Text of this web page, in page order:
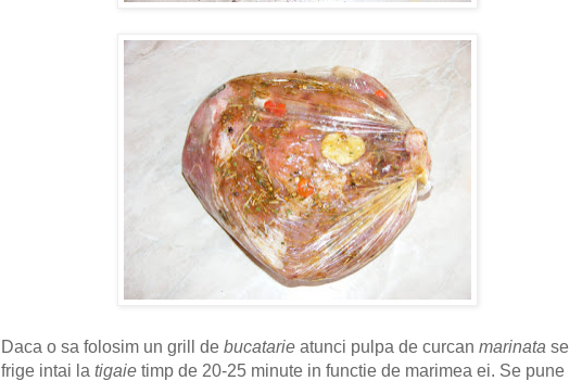
Daca o sa folosim un grill de bucatarie atunci pulpa de curcan marinata se
frige intai la tigaie timp de 20-25 minute in functie de marimea ei. Se pune